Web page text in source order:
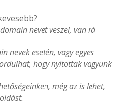
nevet veszel, van rá
nevek esetén, vagy egyes
hogy nyitottak vagyunk
még az is lehet,